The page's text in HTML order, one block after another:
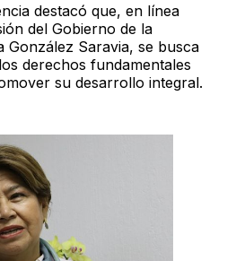
destacó que, en línea
del Gobierno de la
González Saravia, se busca
derechos fundamentales
su desarrollo integral.